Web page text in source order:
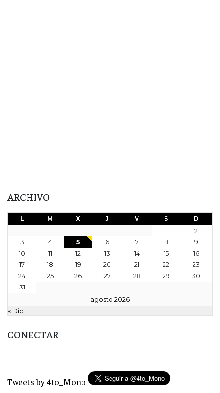
ARCHIVO
agosto 2026
L M X J V S D
1
2
3
4 5 6 7 8
9
10
11 12 13 14 15
16
17
18 19 20 21 22
23
24
25 26 27 28 29
30
31
« Dic
CONECTAR
Tweets by 4to_Mono